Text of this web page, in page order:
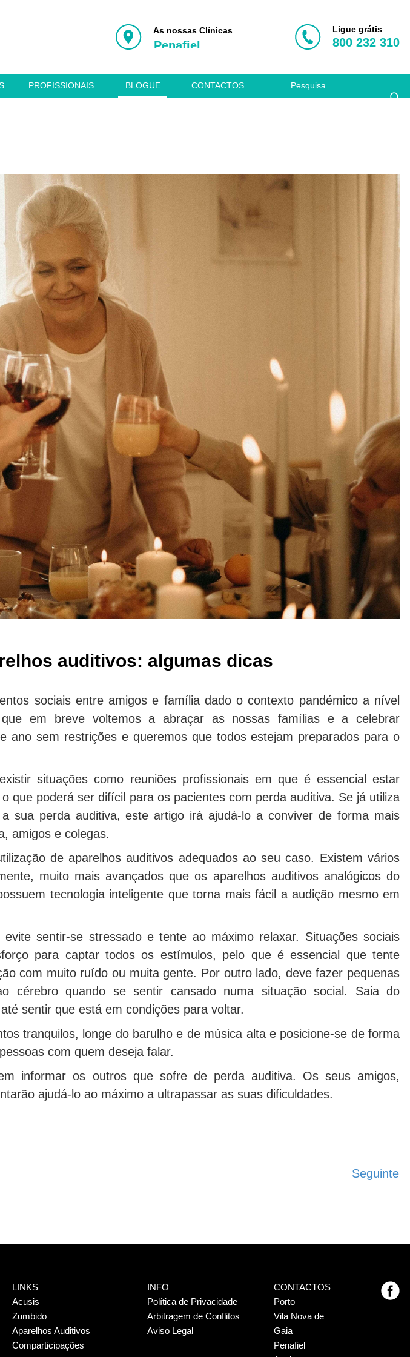
As nossas Clínicas
Vila Nova de Gaia
Penafiel
Coimbra
Lisboa
Ligue grátis
800 232 310
PROFISSIONAIS BLOGUE CONTACTOS
auditivos: algumas dicas
sociais entre amigos e família dado o contexto pandémico a nível
em breve voltemos a abraçar as nossas famílias e a celebrar
ano sem restrições e queremos que todos estejam preparados para o
situações como reuniões profissionais em que é essencial estar
que poderá ser difícil para os pacientes com perda auditiva. Se já utiliza
sua perda auditiva, este artigo irá ajudá-lo a conviver de forma mais
amigos e colegas.
de aparelhos auditivos adequados ao seu caso. Existem vários
muito mais avançados que os aparelhos auditivos analógicos do
tecnologia inteligente que torna mais fácil a audição mesmo em
sentir-se stressado e tente ao máximo relaxar. Situações sociais
para captar todos os estímulos, pelo que é essencial que tente
com muito ruído ou muita gente. Por outro lado, deve fazer pequenas
cérebro quando se sentir cansado numa situação social. Saia do
sentir que está em condições para voltar.
tranquilos, longe do barulho e de música alta e posicione-se de forma
com quem deseja falar.
informar os outros que sofre de perda auditiva. Os seus amigos,
ajudá-lo ao máximo a ultrapassar as suas dificuldades.
Seguinte
LINKS
Acusis
Zumbido
Aparelhos Auditivos
Comparticipações
INFO
Política de Privacidade
Arbitragem de Conflitos
Aviso Legal
CONTACTOS
Porto
Vila Nova de
Gaia
Penafiel